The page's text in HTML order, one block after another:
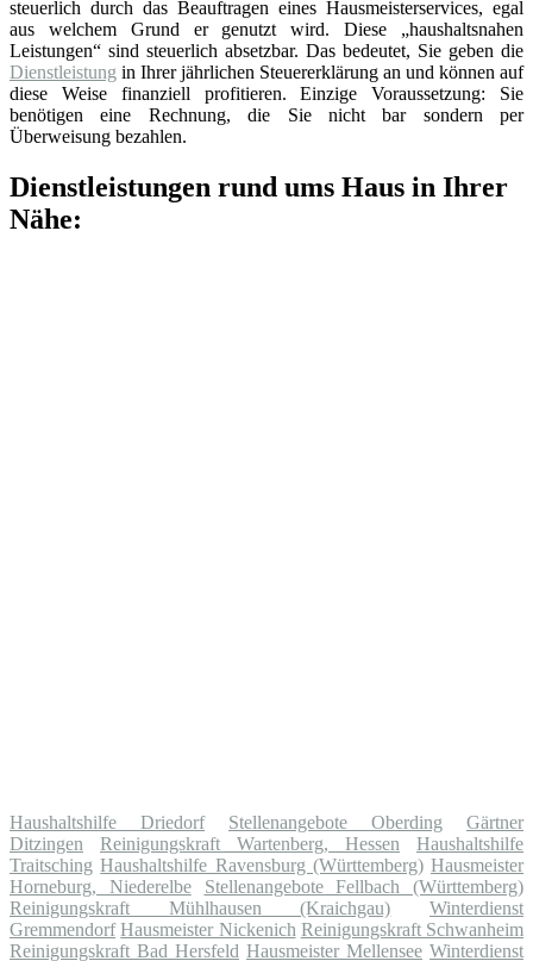
steuerlich durch das Beauftragen eines Hausmeisterservices, egal
aus welchem Grund er genutzt wird. Diese „haushaltsnahen
Leistungen“ sind steuerlich absetzbar. Das bedeutet, Sie geben die
Dienstleistung in Ihrer jährlichen Steuererklärung an und können auf
diese Weise finanziell profitieren. Einzige Voraussetzung: Sie
benötigen eine Rechnung, die Sie nicht bar sondern per
Überweisung bezahlen.
Dienstleistungen rund ums Haus in Ihrer
Nähe:
Haushaltshilfe Driedorf Stellenangebote Oberding
Gärtner
Ditzingen
Reinigungskraft Wartenberg, Hessen
Haushaltshilfe
Traitsching Haushaltshilfe Ravensburg (Württemberg) Hausmeister
Horneburg, Niederelbe
Stellenangebote Fellbach (Württemberg)
Reinigungskraft Mühlhausen (Kraichgau)
Winterdienst
Gremmendorf Hausmeister Nickenich Reinigungskraft Schwanheim
Reinigungskraft Bad Hersfeld Hausmeister Mellensee Winterdienst